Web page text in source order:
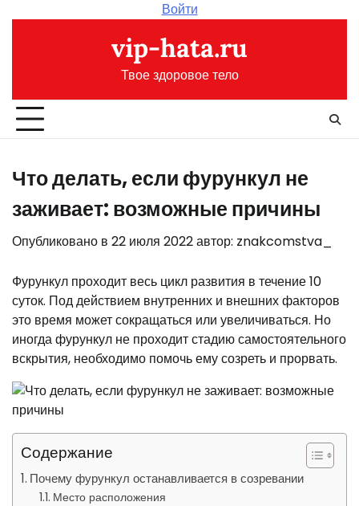
Войти
vip-hata.ru
Твое здоровое тело
Что делать, если фурункул не
заживает: возможные причины
Опубликовано в 22 июля 2022автор: znakcomstva_
Фурункул проходит весь цикл развития в течение 10
суток. Под действием внутренних и внешних факторов
это время может сокращаться или увеличиваться. Но
иногда фурункул не проходит стадию самостоятельного
вскрытия, необходимо помочь ему созреть и прорвать.
Содержание
Почему фурункул останавливается в созревании
Место расположения